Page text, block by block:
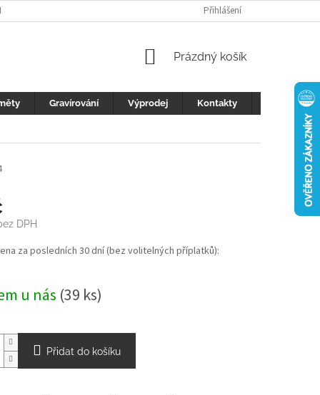
REKLAMACE
Přihlášení
NÁKUPNÍ
Prázdný košík
Gravírování Výprodej Kontakty
DPH
za posledních 30 dní (bez volitelných příplatků):
u nás (39 ks)
Přidat do košíku